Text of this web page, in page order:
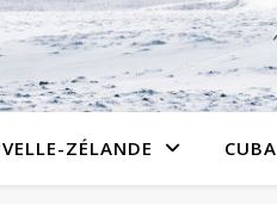
ZÉLANDE CUBA